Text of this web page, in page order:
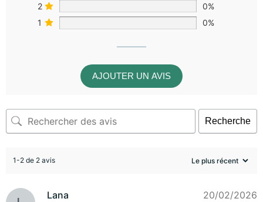
2
0%
1
0%
AJOUTER UN AVIS
Recherche
1-2 de 2 avis
Lana 20/02/2026